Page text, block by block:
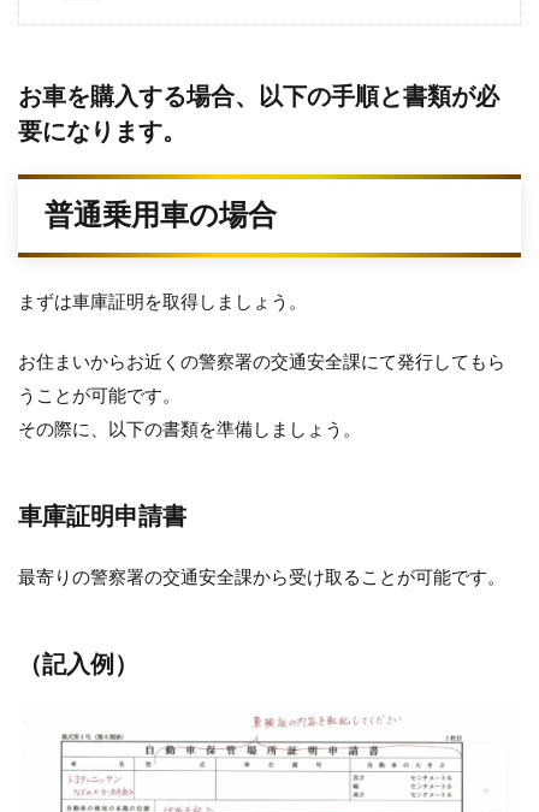
お車を購入する場合、以下の手順と書類が必
要になります。
普通乗用車の場合
まずは車庫証明を取得しましょう。
お住まいからお近くの警察署の交通安全課にて発行してもら
うことが可能です。
その際に、以下の書類を準備しましょう。
車庫証明申請書
最寄りの警察署の交通安全課から受け取ることが可能です。
（記入例）